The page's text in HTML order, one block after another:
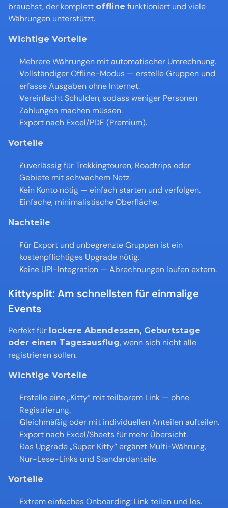
brauchst, der komplett offline funktioniert und viele
Währungen unterstützt.
Wichtige Vorteile
Mehrere Währungen mit automatischer Umrechnung.
Vollständiger Offline-Modus — erstelle Gruppen und
erfasse Ausgaben ohne Internet.
Vereinfacht Schulden, sodass weniger Personen
Zahlungen machen müssen.
Export nach Excel/PDF (Premium).
Vorteile
Zuverlässig für Trekkingtouren, Roadtrips oder
Gebiete mit schwachem Netz.
Kein Konto nötig — einfach starten und verfolgen.
Einfache, minimalistische Oberfläche.
Nachteile
Für Export und unbegrenzte Gruppen ist ein
kostenpflichtiges Upgrade nötig.
Keine UPI-Integration — Abrechnungen laufen extern.
Kittysplit: Am schnellsten für einmalige
Events
Perfekt für lockere Abendessen, Geburtstage
oder einen Tagesausflug, wenn sich nicht alle
registrieren sollen.
Wichtige Vorteile
Erstelle eine „Kitty“ mit teilbarem Link — ohne
Registrierung.
Gleichmäßig oder mit individuellen Anteilen aufteilen.
Export nach Excel/Sheets für mehr Übersicht.
Das Upgrade „Super Kitty“ ergänzt Multi-Währung,
Nur-Lese-Links und Standardanteile.
Vorteile
Extrem einfaches Onboarding: Link teilen und los.